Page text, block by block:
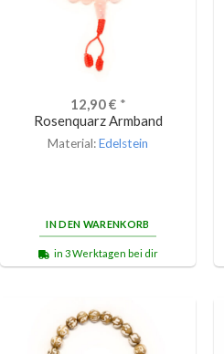
12,90€ *
Rosenquarz Armband
Material:Edelstein
IN DEN WARENKORB
in 3 Werktagen bei dir